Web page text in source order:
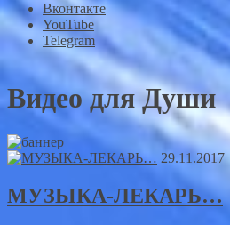
Вконтакте
YouTube
Telegram
Видео для Души
29.11.2017
МУЗЫКА-ЛЕКАРЬ…